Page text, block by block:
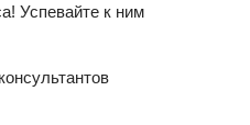
Успевайте к ним